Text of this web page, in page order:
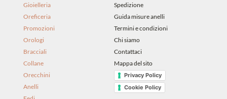
Gioielleria
Oreficeria
Promozioni
Orologi
Bracciali
Collane
Orecchini
Anelli
Spedizione
Guida misure anelli
Termini e condizioni
Chi siamo
Contattaci
Mappa del sito
Privacy Policy
Cookie Policy